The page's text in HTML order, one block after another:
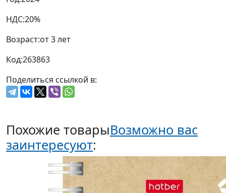
НДС:20%
Возраст:от 3 лет
Код:263863
Поделиться ссылкой в:
Похожие товарыВозможно вас
заинтересуют: